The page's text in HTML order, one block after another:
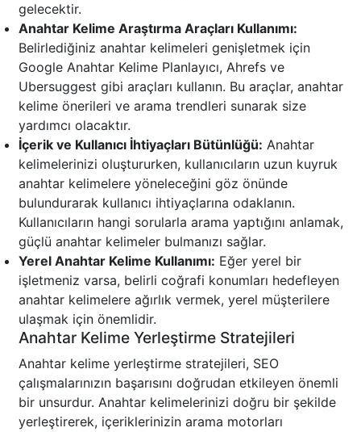
gelecektir.
Anahtar Kelime Araştırma Araçları Kullanımı:
Belirlediğiniz anahtar kelimeleri genişletmek için
Google Anahtar Kelime Planlayıcı, Ahrefs ve
Ubersuggest gibi araçları kullanın. Bu araçlar, anahtar
kelime önerileri ve arama trendleri sunarak size
yardımcı olacaktır.
İçerik ve Kullanıcı İhtiyaçları Bütünlüğü: Anahtar
kelimelerinizi oluştururken, kullanıcıların uzun kuyruk
anahtar kelimelere yöneleceğini göz önünde
bulundurarak kullanıcı ihtiyaçlarına odaklanın.
Kullanıcıların hangi sorularla arama yaptığını anlamak,
güçlü anahtar kelimeler bulmanızı sağlar.
Yerel Anahtar Kelime Kullanımı: Eğer yerel bir
işletmeniz varsa, belirli coğrafi konumları hedefleyen
anahtar kelimelere ağırlık vermek, yerel müşterilere
ulaşmak için önemlidir.
Anahtar Kelime Yerleştirme Stratejileri
Anahtar kelime yerleştirme stratejileri, SEO
çalışmalarınızın başarısını doğrudan etkileyen önemli
bir unsurdur. Anahtar kelimelerinizi doğru bir şekilde
yerleştirerek, içeriklerinizin arama motorları